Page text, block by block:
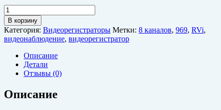
Количество
товара
IP
видеорегистратор
8-
канальный
RVi-
1NR08120
В корзину
Категория: Видеорегистраторы Метки: 8 каналов, 969, RVi,
видеонаблюдение, видеорегистратор
Описание
Детали
Отзывы (0)
Описание